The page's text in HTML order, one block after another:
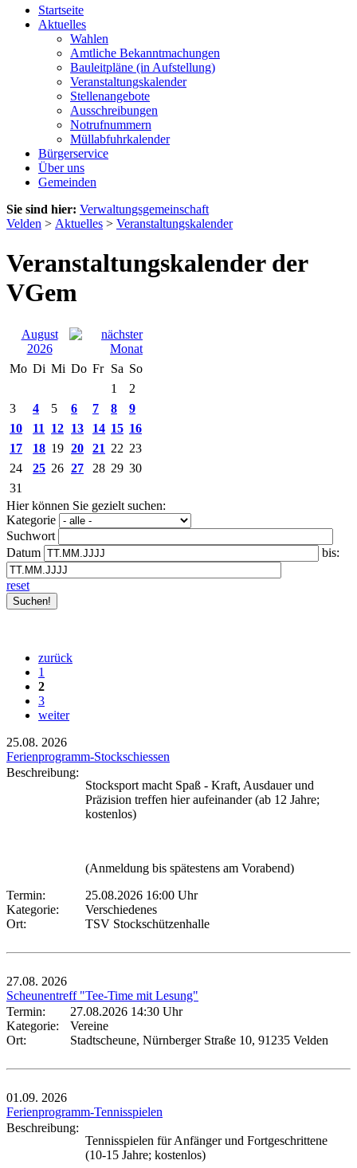
Startseite
Aktuelles
Wahlen
Amtliche Bekanntmachungen
Bauleitpläne (in Aufstellung)
Veranstaltungskalender
Stellenangebote
Ausschreibungen
Notrufnummern
Müllabfuhrkalender
Bürgerservice
Über uns
Gemeinden
Sie sind hier: Verwaltungsgemeinschaft
Velden > Aktuelles > Veranstaltungskalender
Veranstaltungskalender der
VGem
August
2026
Mo Di Mi Do Fr Sa So
1
2
3
4 5 6 7 8
9
10
11 12 13 14 15 16
17
18 19 20 21 22 23
24
25 26 27 28 29 30
31
Hier können Sie gezielt suchen:
Kategorie
Suchwort
Datum
bis:
reset
zurück
1
2
3
weiter
25.08. 2026
Ferienprogramm-Stockschiessen
Beschreibung:
Stocksport macht Spaß - Kraft, Ausdauer und
Präzision treffen hier aufeinander (ab 12 Jahre;
kostenlos)
(Anmeldung bis spätestens am Vorabend)
Termin:
25.08.2026 16:00 Uhr
Kategorie:
Verschiedenes
Ort:
TSV Stockschützenhalle
27.08. 2026
Scheunentreff "Tee-Time mit Lesung"
Termin:
27.08.2026 14:30 Uhr
Kategorie:
Vereine
Ort:
Stadtscheune, Nürnberger Straße 10, 91235 Velden
01.09. 2026
Ferienprogramm-Tennisspielen
Beschreibung:
Tennisspielen für Anfänger und Fortgeschrittene
(10-15 Jahre; kostenlos)